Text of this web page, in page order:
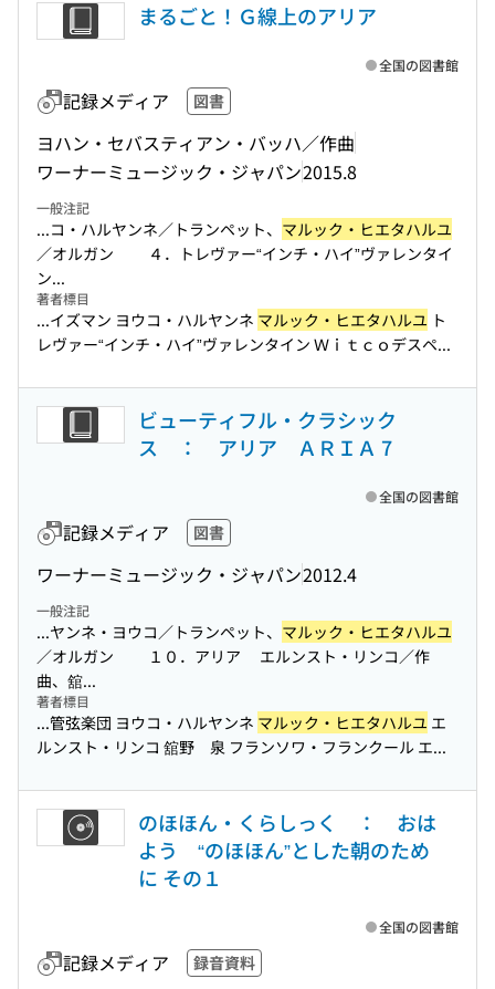
まるごと！Ｇ線上のアリア
記録メディア 図書
ヨハン・セバスティアン・バッハ／作曲
ワーナーミュージック・ジャパン2015.8
全国の図書館
一般注記
...コ・ハルヤンネ／トランペット、 マルック・ヒエタハルユ
／オルガン ４．トレヴァー“インチ・ハイ”ヴァレンタイ
ン...
著者標目
...イズマン ヨウコ・ハルヤンネ マルック・ヒエタハルユ ト
レヴァー“インチ・ハイ”ヴァレンタイン Ｗｉｔｃｏデスペ...
ビューティフル・クラシック
ス ： アリア ＡＲＩＡ 7
記録メディア 図書
ワーナーミュージック・ジャパン2012.4
全国の図書館
一般注記
...ヤンネ・ヨウコ／トランペット、 マルック・ヒエタハルユ
／オルガン １０．アリア エルンスト・リンコ／作
曲、舘...
著者標目
...管弦楽団 ヨウコ・ハルヤンネ マルック・ヒエタハルユ エ
ルンスト・リンコ 舘野 泉 フランソワ・フランクール エ...
のほほん・くらしっく ： おは
よう “のほほん”とした朝のため
に その１
記録メディア 録音資料
全国の図書館